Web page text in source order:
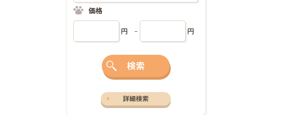
価格
円 円
検索
詳細検索